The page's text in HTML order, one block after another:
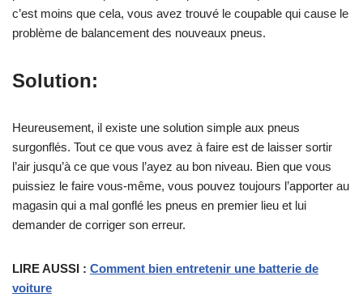
c’est moins que cela, vous avez trouvé le coupable qui cause le
problème de balancement des nouveaux pneus.
Solution:
Heureusement, il existe une solution simple aux pneus
surgonflés. Tout ce que vous avez à faire est de laisser sortir
l’air jusqu’à ce que vous l’ayez au bon niveau. Bien que vous
puissiez le faire vous-même, vous pouvez toujours l’apporter au
magasin qui a mal gonflé les pneus en premier lieu et lui
demander de corriger son erreur.
LIRE AUSSI : Comment bien entretenir une batterie de
voiture